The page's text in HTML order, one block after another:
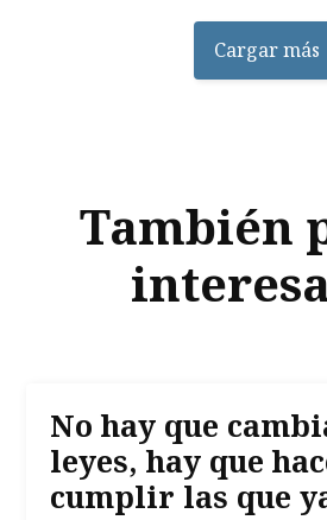
Cargar más
También
No hay que
leyes, hay que
cumplir las que